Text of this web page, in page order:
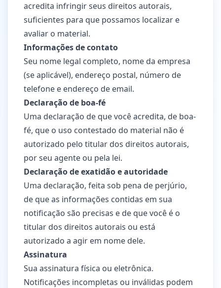
acredita infringir seus direitos autorais,
suficientes para que possamos localizar e
avaliar o material.
Informações de contato
Seu nome legal completo, nome da empresa
(se aplicável), endereço postal, número de
telefone e endereço de email.
Declaração de boa-fé
Uma declaração de que você acredita, de boa-
fé, que o uso contestado do material não é
autorizado pelo titular dos direitos autorais,
por seu agente ou pela lei.
Declaração de exatidão e autoridade
Uma declaração, feita sob pena de perjúrio,
de que as informações contidas em sua
notificação são precisas e de que você é o
titular dos direitos autorais ou está
autorizado a agir em nome dele.
Assinatura
Sua assinatura física ou eletrônica.
Notificações incompletas ou inválidas podem